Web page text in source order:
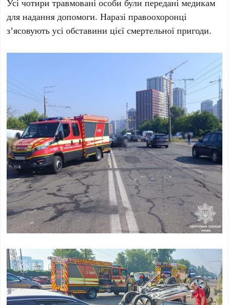
Усічотири травмовані особи були передані медикам
для надання допомоги. Наразі правоохоронці
з’ясовують усі обставини цієї смертельної пригоди.